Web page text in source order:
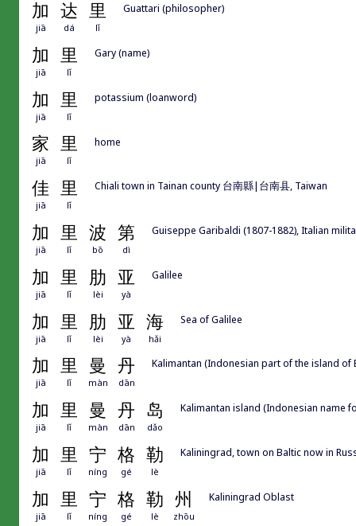
加 达 里
jiā dá lǐ
Guattari (philosopher)
加 里
jiā lǐ
Gary (name)
加 里
jiā lǐ
potassium (loanword)
家 里
jiā lǐ
home
佳 里
jiā lǐ
Chiali town in Tainan county 台南縣|台南县, Taiwan
加 里 波 第
jiā lǐ bō dì
Guiseppe Garibaldi (1807-1882), Italian
加 里 肋 亚
jiā lǐ lèi yà
Galilee
加 里 肋 亚 海
jiā lǐ lèi yà hǎi
Sea of Galilee
加 里 曼 丹
jiā lǐ màn dān
Kalimantan (Indonesian part of the island of
加 里 曼 丹 岛
jiā lǐ màn dān dǎo
Kalimantan island (Indonesian name
加 里 宁 格 勒
jiā lǐ níng gé lè
Kaliningrad, town on Baltic now in
加 里 宁 格 勒 州
jiā lǐ níng gé lè zhōu
Kaliningrad Oblast